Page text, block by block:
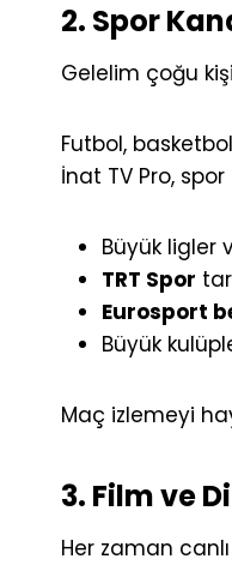
2. Spor
Gelelim çoğu
Futbol,
İnat TV Pro,
Büyük ligler
TRT Spor
Eurosport
Büyük
Maç izlemeyi
3. Film ve
Her zaman